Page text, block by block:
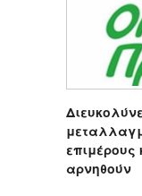
αρνηθούν